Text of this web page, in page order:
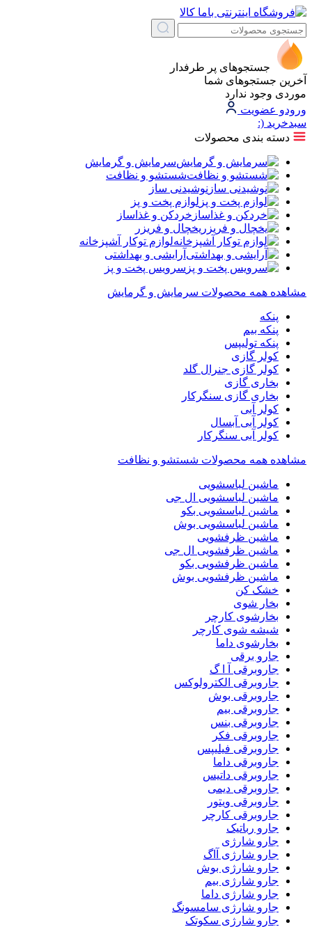
جستجوهای پر طرفدار
آخرین جستجوهای شما
موردی وجود ندارد
ورودو عضویت
سبد‌خرید (:
دسته بندی محصولات
سرمایش و گرمایش
شستشو و نظافت
نوشیدنی ساز
لوازم پخت و پز
خردکن و غذاساز
یخچال و فریزر
لوازم توکار آشپزخانه
آرایشی و بهداشتی
سرویس پخت و پز
مشاهده همه محصولات سرمایش و گرمایش
پنکه
پنکه بیم
پنکه تولیپس
کولر گازی
کولر گازی جنرال گلد
بخاری گازی
بخاری گازی سنگرکار
کولر آبی
کولر آبی آبسال
کولر آبی سنگرکار
مشاهده همه محصولات شستشو و نظافت
ماشین لباسشویی
ماشین لباسشویی ال جی
ماشین لباسشویی بکو
ماشین لباسشویی بوش
ماشین ظرفشویی
ماشین ظرفشویی ال جی
ماشین ظرفشویی بکو
ماشین ظرفشویی بوش
خشک کن
بخار شوی
بخارشوی کارچر
شیشه شوی کارچر
بخارشوی داما
جارو برقی
جاروبرقی آ ا گ
جاروبرقی الکترولوکس
جاروبرقی بوش
جاروبرقی بیم
جاروبرقی بنس
جاروبرقی فکر
جاروبرقی فیلیپس
جاروبرقی داما
جاروبرقی داتیس
جاروبرقی دیمی
جاروبرقی ویتور
جاروبرقی کارچر
جارو رباتیک
جارو شارژی
جارو شارژی آاگ
جارو شارژی بوش
جارو شارژی بیم
جارو شارژی داما
جارو شارژی سامسونگ
جارو شارژی سکوتک